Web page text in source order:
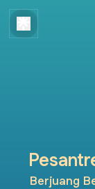
Berjuang